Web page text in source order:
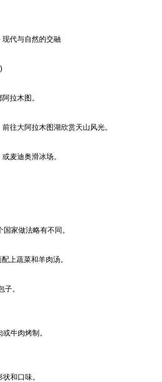
代与自然的交融
拉木图。
往大阿拉木图湖欣赏天山风光。
麦迪奥滑冰场。
家做法略有不同。
上蔬菜和羊肉汤。
。
牛肉烤制。
和口味。